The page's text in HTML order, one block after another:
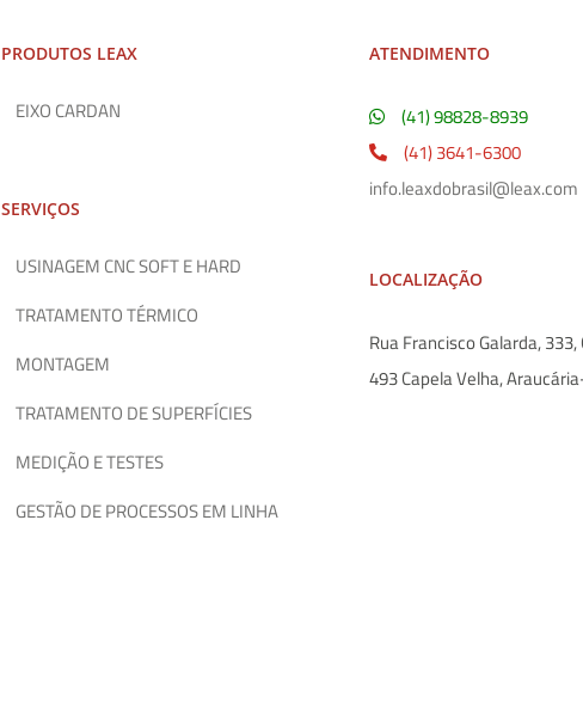
PRODUTOS LEAX
EIXO CARDAN
SERVIÇOS
USINAGEM CNC SOFT E HARD
TRATAMENTO TÉRMICO
MONTAGEM
TRATAMENTO DE SUPERFÍCIES
MEDIÇÃO E TESTES
GESTÃO DE PROCESSOS EM LINHA
ATENDIMENTO
(41) 98828-8939
(41) 3641-6300
info.leaxdobrasil@leax.com
LOCALIZAÇÃO
Rua Francisco Galarda, 333,
493 Capela Velha,